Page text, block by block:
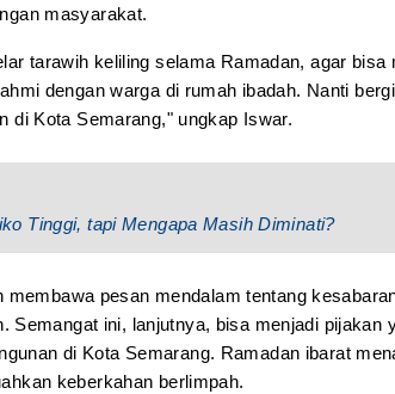
masyarakat.
tarawih keliling selama Ramadan, agar bisa
dengan warga di rumah ibadah. Nanti
di Kota Semarang," ungkap Iswar.
Tinggi, tapi Mengapa Masih Diminati?
pesan mendalam tentang
Semangat ini, lanjutnya, bisa menjadi pijakan
di Kota Semarang. Ramadan ibarat
keberkahan berlimpah.